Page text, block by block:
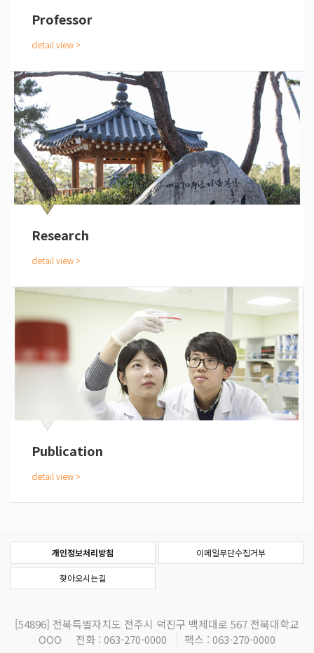
Professor
Research
Publication
개인정보처리방침 이메일무단수집거부
찾아오시는길
[54896] 전북특별자치도 전주시 덕진구 백제대로 567 전북대학교
OOO
전화 : 063-270-0000
팩스 : 063-270-0000